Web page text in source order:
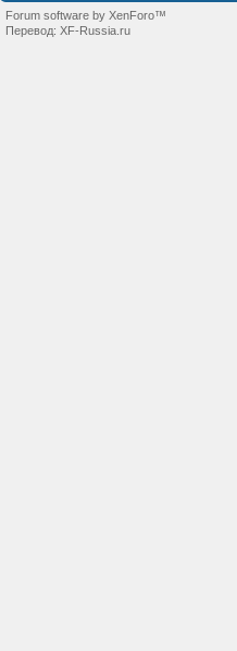
Forum software by XenForo™
Перевод: XF-Russia.ru